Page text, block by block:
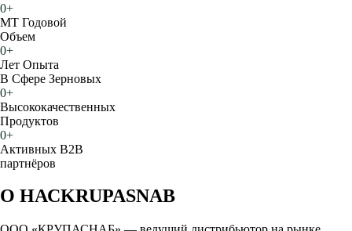
0+
МТ Годовой
Объем
0+
Лет Опыта
В Сфере Зерновых
0+
Высококачественных
Продуктов
0+
Активных B2B
партнёров
О НАСKRUPASNAB